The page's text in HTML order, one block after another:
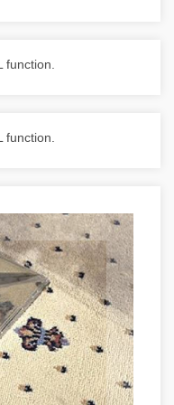
function.
function.